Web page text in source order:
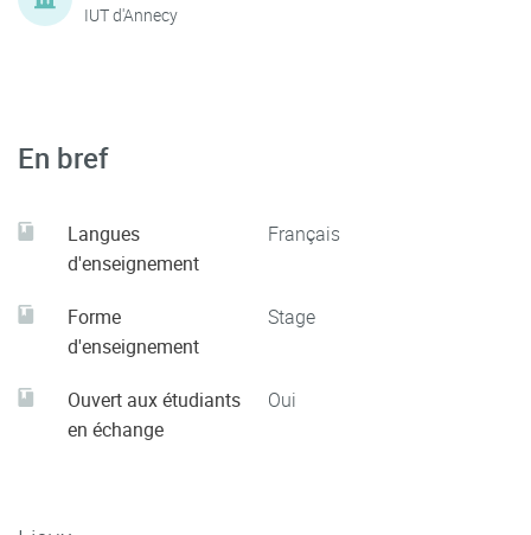
IUT d'Annecy
En bref
Langues
d'enseignement
Français
Forme
d'enseignement
Stage
Ouvert aux étudiants
en échange
Oui